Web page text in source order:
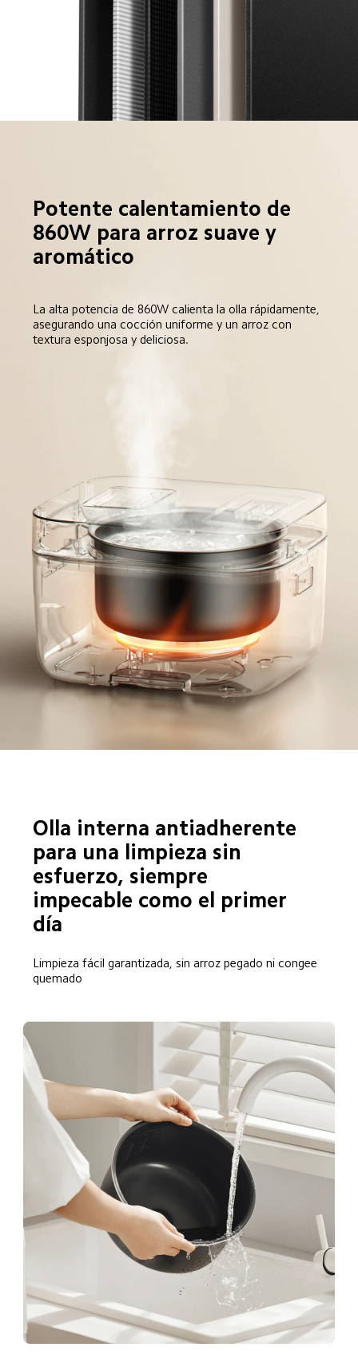
Potente calentamiento de
860W para arroz suave y
aromático
La alta potencia de 860W calienta la olla rápidamente,
asegurando una cocción uniforme y un arroz con
textura esponjosa y deliciosa.
Olla interna antiadherente
para una limpieza sin
esfuerzo, siempre
impecable como el primer
día
Limpieza fácil garantizada, sin arroz pegado ni congee
quemado